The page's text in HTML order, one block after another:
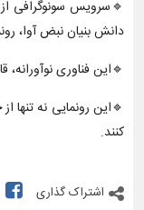
🔹سرویس سونوگرافی
دانش بنیان نبض آوا،
🔹این فناوری
🔹این رونمایی نه تنها
کنند.
اشتراک گذاری